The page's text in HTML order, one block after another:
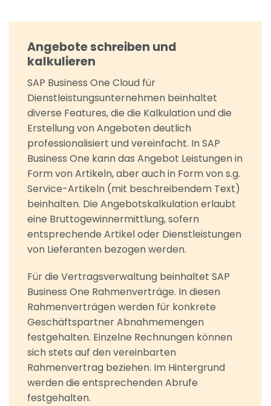
Angebote schreiben und
kalkulieren
SAP Business One Cloud für
Dienstleistungsunternehmen beinhaltet
diverse Features, die die Kalkulation und die
Erstellung von Angeboten deutlich
professionalisiert und vereinfacht. In SAP
Business One kann das Angebot Leistungen in
Form von Artikeln, aber auch in Form von s.g.
Service-Artikeln (mit beschreibendem Text)
beinhalten. Die Angebotskalkulation erlaubt
eine Bruttogewinnermittlung, sofern
entsprechende Artikel oder Dienstleistungen
von Lieferanten bezogen werden.
Für die Vertragsverwaltung beinhaltet SAP
Business One Rahmenverträge. In diesen
Rahmenverträgen werden für konkrete
Geschäftspartner Abnahmemengen
festgehalten. Einzelne Rechnungen können
sich stets auf den vereinbarten
Rahmenvertrag beziehen. Im Hintergrund
werden die entsprechenden Abrufe
festgehalten.